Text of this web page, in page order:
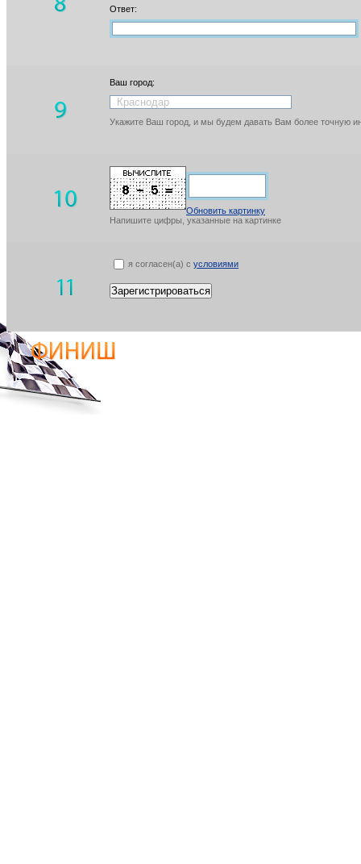
Ответ:
Ваш город:
Укажите Ваш город, и мы будем давать Вам более точную
Обновить картинку
Напишите цифры, указанные на картинке
я согласен(а) с условиями
Зарегистрироваться